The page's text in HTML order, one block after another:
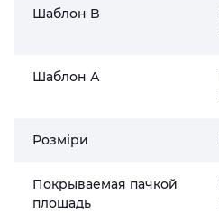
Шаблон B
Шаблон А
Розміри
Покрываемая пачкой
площадь